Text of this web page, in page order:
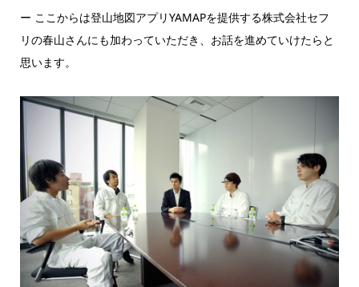
ー ここからは登山地図アプリYAMAPを提供する株式会社セフ
リの春山さんにも加わっていただき、お話を進めていけたらと
思います。